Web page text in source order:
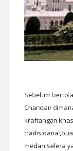
Sebelum
Chandan
kraftangan
medan selera